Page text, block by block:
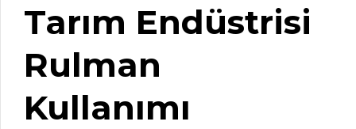
Tarım Endüstrisi
Rulman
Kullanımı